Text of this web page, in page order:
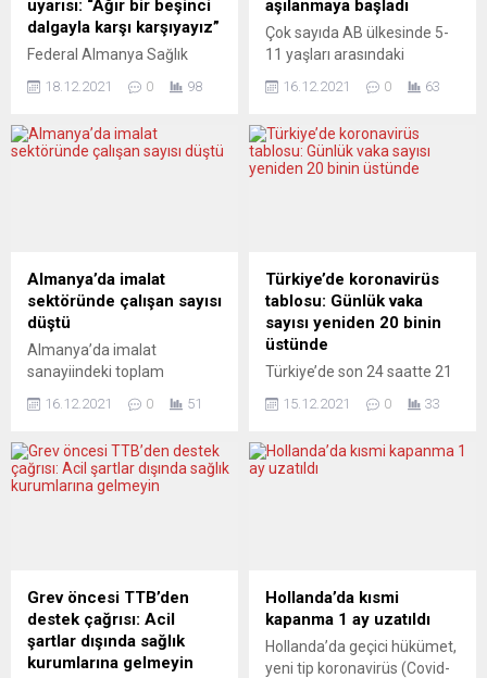
aileleri de ikiye bölmüş
durumda. Sağlık sigorta...
vakalarının yol açtığı korku
ve endişe nedeniyle
restoran ve bar gibi çok
sayıda işletme, Noel...
uyarısı: “Ağır bir beşinci
dalgayla karşı karşıyayız”
Federal Almanya Sağlık
koronavirüs (Covid-19)
varyantından dolayı
hastanelerin ve toplumun
kentinde yaptığı açıklamada,
salgında Omicron
varyantından dolayı
Almanya’da ortaya çıkacak
yeni dalgayla nasıl
mücadele edilmesinin
düşünülmesi gerektiğini
olduğumuz ve...
18.12.2021 0 98
aşılanmaya başladı
Çok sayıda AB ülkesinde 5-
11 yaşları arasındaki
aşılanmaya başladı. Bazı
oluştuğu görüldü. Birçok
AB ülkesindesinde
başladı. Almanya ile birlikte
İspanya, Yunanistan ve
Macaristan’da çocuklara aşı
yapılabilecek. Hollanda’da
16.12.2021 0 63
Almanya’da imalat
sektöründe çalışan sayısı
düştü
Almanya’da imalat
sanayiindeki toplam
istihdam, ekimde geçen yılın
aynı dönemine göre 30 bin
489 bine kadar geriledi
Almanya Federal İstatistik
50 ve daha fazla çalışanı
olan imalat sanayii
şirketlerinin sağladığı
istihdam,...
16.12.2021 0 51
Türkiye’de koronavirüs
tablosu: Günlük vaka
sayısı yeniden 20 binin
üstünde
Türkiye’de son 24 saatte 21
bin 477 vaka, 181 can kaybı
kaydedildi. Bir günde 358
yapıldı, 24 bin 42 kişi iyileşti.
Koca, Twitter hesabı
üzerinden...
15.12.2021 0 33
Grev öncesi TTB’den
destek çağrısı: Acil
şartlar dışında sağlık
kurumlarına gelmeyin
Hollanda’da kısmi
kapanma 1 ay uzatıldı
Hollanda’da geçici hükümet,
yeni tip koronavirüs (Covid-